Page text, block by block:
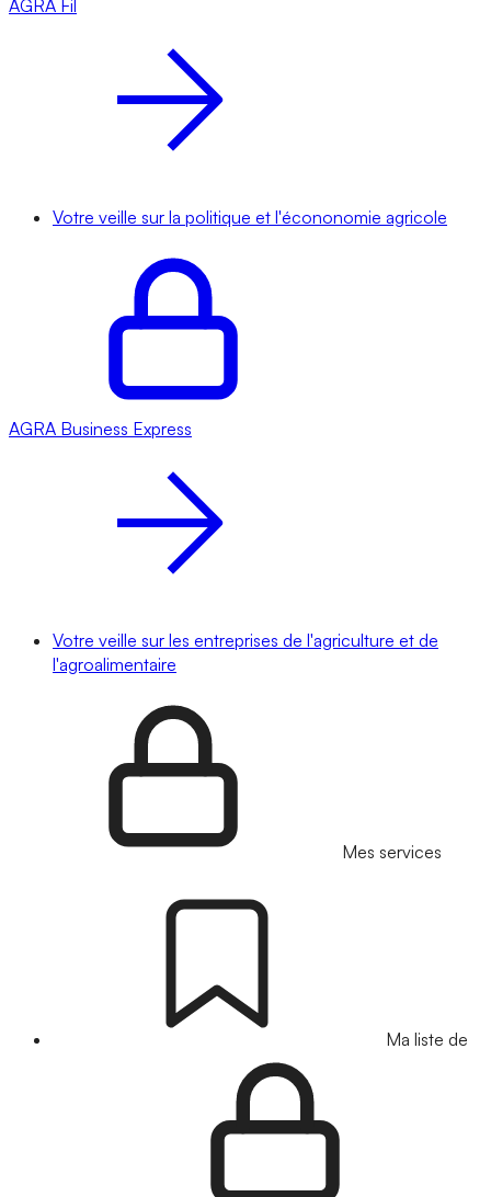
AGRA Fil
Votre veille sur la politique et l'écononomie agricole
AGRA Business Express
Votre veille sur les entreprises de l'agriculture et de
l'agroalimentaire
Mes services
Ma liste de